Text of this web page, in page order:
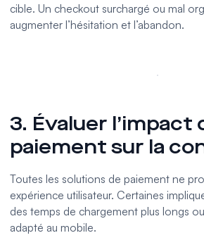
cible. Un checkout surchargé ou mal
augmenter l’hésitation et l’abandon.
3. Évaluer l’impact
paiement sur la
Toutes les solutions de paiement ne
expérience utilisateur. Certaines
des temps de chargement plus longs
adapté au mobile.